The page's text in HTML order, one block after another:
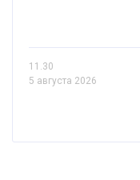
11.30
5 августа 2026